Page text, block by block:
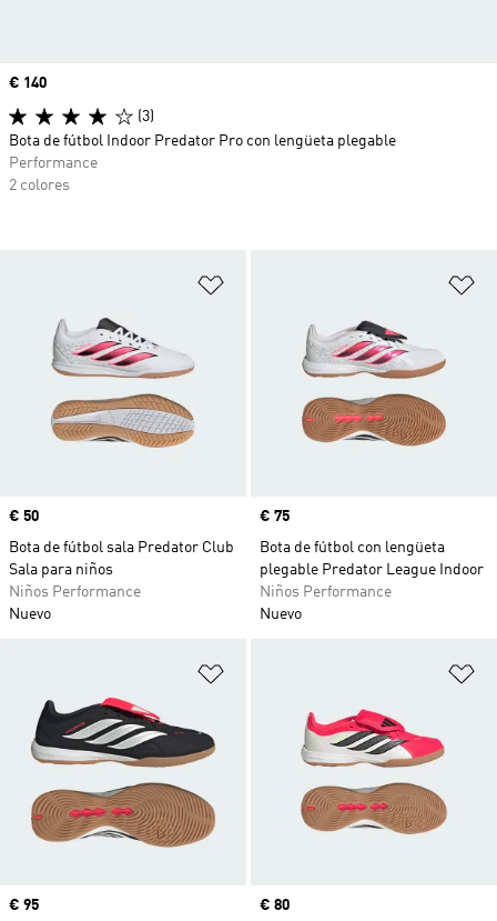
Precio
€ 50
Bota de fútbol sala Predator Club
Sala para niños
Niños Performance
Nuevo
Precio
€ 75
Bota de fútbol con lengüeta
plegable Predator League Indoor
Niños Performance
Nuevo
Precio
€ 95 Precio
€ 80
Precio
€ 140
(3)
Bota de fútbol Indoor Predator Pro con lengüeta plegable
Performance
2 colores